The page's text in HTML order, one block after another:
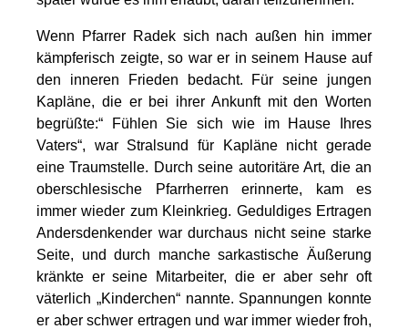
Wenn Pfarrer Radek sich nach außen hin immer
kämpferisch zeigte, so war er in seinem Hause auf
den inneren Frieden bedacht. Für seine jungen
Kapläne, die er bei ihrer Ankunft mit den Worten
begrüßte:“ Fühlen Sie sich wie im Hause Ihres
Vaters“, war Stralsund für Kapläne nicht gerade
eine Traumstelle. Durch seine autoritäre Art, die an
oberschlesische Pfarrherren erinnerte, kam es
immer wieder zum Kleinkrieg. Geduldiges Ertragen
Andersdenkender war durchaus nicht seine starke
Seite, und durch manche sarkastische Äußerung
kränkte er seine Mitarbeiter, die er aber sehr oft
väterlich „Kinderchen“ nannte. Spannungen konnte
er aber schwer ertragen und war immer wieder froh,